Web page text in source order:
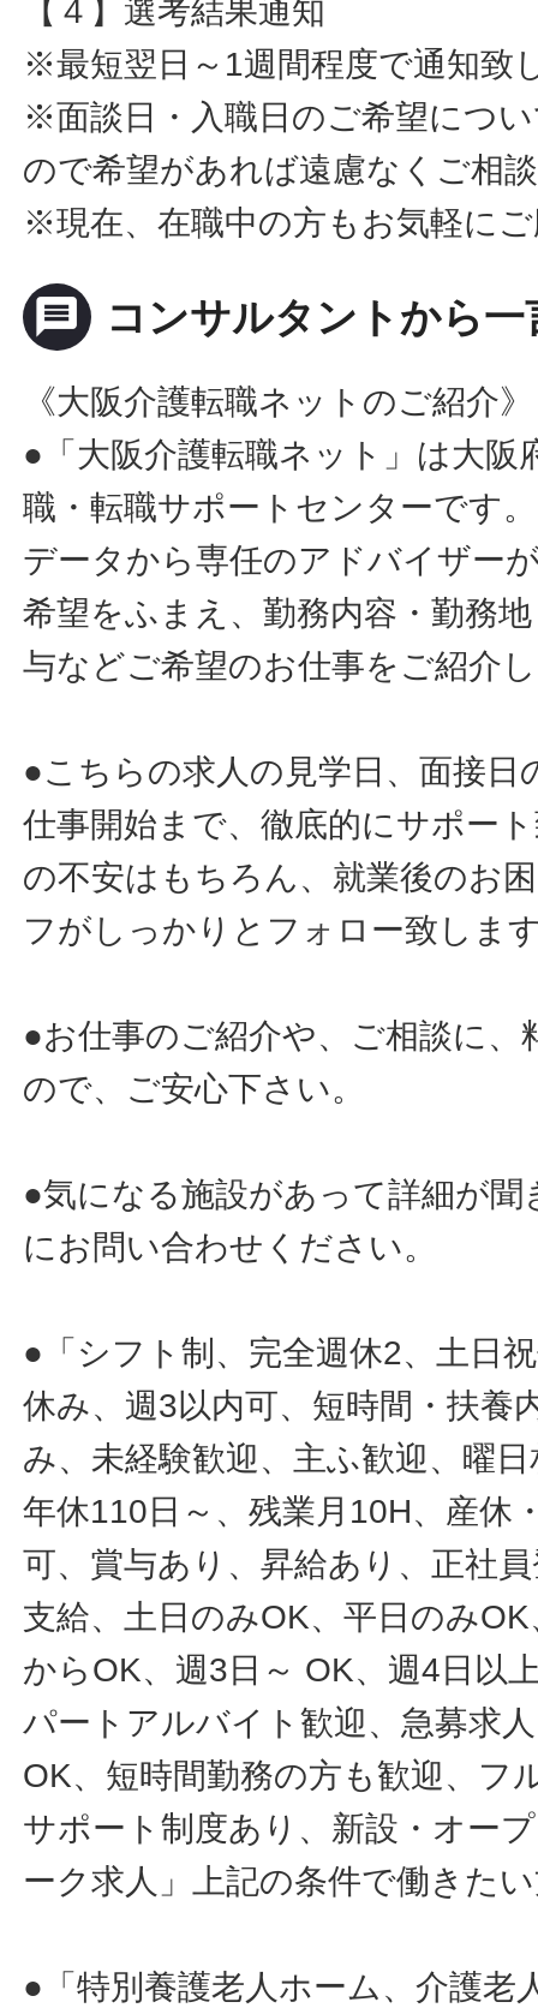
【４】選考結果通知
※最短翌日～1週間程度で通知致
※面談日・入職日のご希望につ
ので希望があれば遠慮なくご相
※現在、在職中の方もお気軽に
message コンサルタントから一
《大阪介護転職ネットのご紹介》
●「大阪介護転職ネット」は大阪
職・転職サポートセンターです
データから専任のアドバイザー
希望をふまえ、勤務内容・勤務
与などご希望のお仕事をご紹介
●こちらの求人の見学日、面接日
仕事開始まで、徹底的にサポー
の不安はもちろん、就業後のお
フがしっかりとフォロー致しま
●お仕事のご紹介や、ご相談に
ので、ご安心下さい。
●気になる施設があって詳細が
にお問い合わせください。
●「シフト制、完全週休2、土日
休み、週3以内可、短時間・扶養
み、未経験歓迎、主ふ歓迎、曜
年休110日～、残業月10H、産休
可、賞与あり、昇給あり、正社
支給、土日のみOK、平日のみ
からOK、週3日～ OK、週4日以
パートアルバイト歓迎、急募求
OK、短時間勤務の方も歓迎、フ
サポート制度あり、新設・オー
ーク求人」上記の条件で働きた
●「特別養護老人ホーム、介護老